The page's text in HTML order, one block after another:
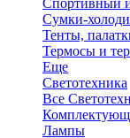
Спортивный
Сумки-
Тенты,
Термосы и
Еще
Светотехника
Все
Лампы